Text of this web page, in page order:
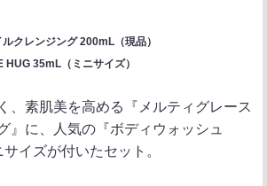
クレンジング 200mL（現品）
HUG 35mL（ミニサイズ）
、素肌美を高める『メルティグレース
』に、人気の『ボディウォッシュ
イズが付いたセット。